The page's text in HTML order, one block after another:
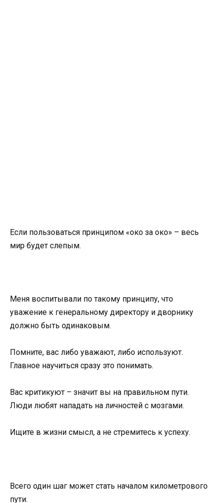
Если пользоваться принципом «око за око» – весь
мир будет слепым.
Меня воспитывали по такому принципу, что
уважение к генеральному директору и дворнику
должно быть одинаковым.
Помните, вас либо уважают, либо используют.
Главное научиться сразу это понимать.
Вас критикуют – значит вы на правильном пути.
Люди любят нападать на личностей с мозгами.
Ищите в жизни смысл, а не стремитесь к успеху.
Всего один шаг может стать началом километрового
пути.